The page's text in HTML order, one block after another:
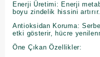
Enerji Üretimi: Enerji
boyu zindelik hissini artırır.
Antioksidan Koruma:
etki gösterir, hücre
Öne Çıkan Özellikler: